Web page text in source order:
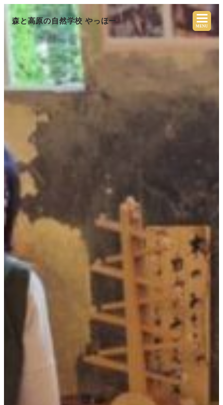
森と高原の自然学校 やっほー
MENU